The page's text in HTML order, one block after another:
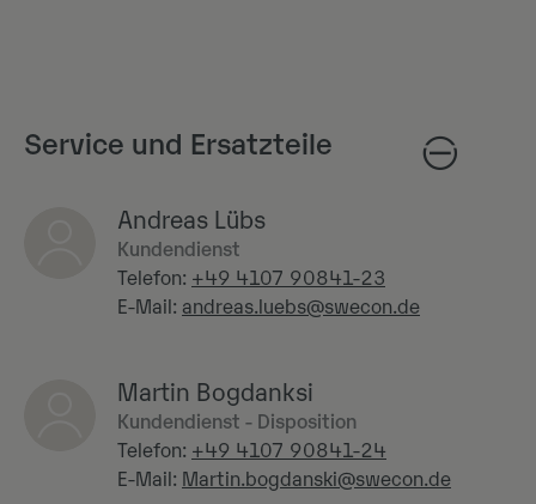
Service und Ersatzteile
Andreas Lübs
Kundendienst
Telefon: +49 4107 90841-23
E-Mail: andreas.luebs@swecon.de
Martin Bogdanksi
Kundendienst - Disposition
Telefon: +49 4107 90841-24
E-Mail: Martin.bogdanski@swecon.de